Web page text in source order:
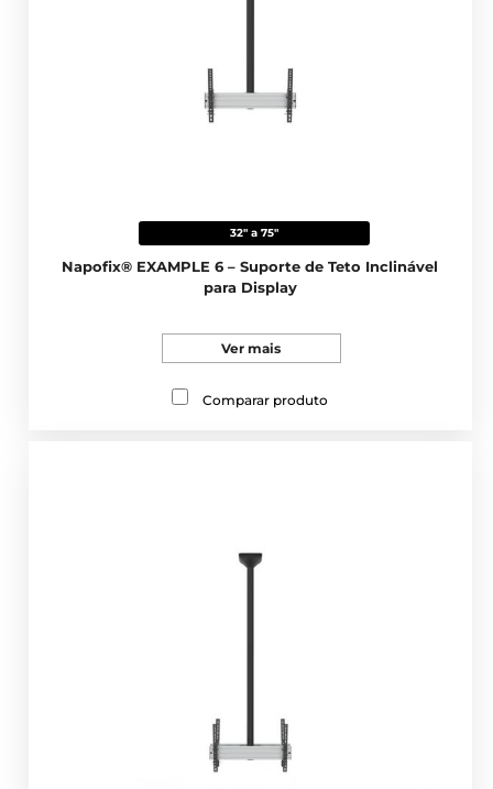
32" a 75"
Napofix® EXAMPLE 6 – Suporte de Teto Inclinável
para Display
Ver mais
Comparar produto